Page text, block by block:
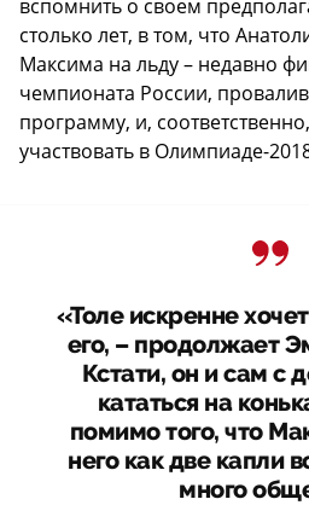
вспомнить о своем
столько лет, в том, что
Максима на льду – недавно
чемпионата России,
программу, и,
участвовать в Олимпиаде-
«Толе искренне
его, – продолжает
Кстати, он и сам с
кататься на
помимо того, что
него как две капли
много